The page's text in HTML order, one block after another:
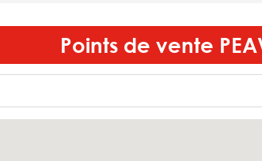
Points de vente